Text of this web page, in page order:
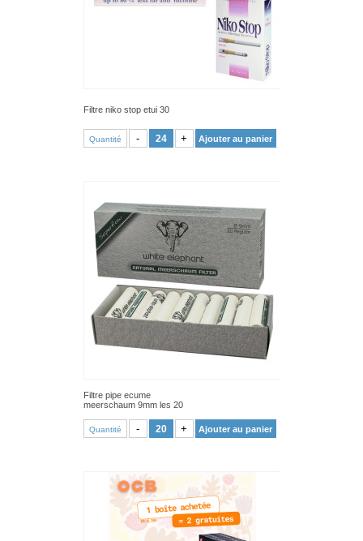
Filtre niko stop etui 30
Quantité - + Ajouter au panier
Filtre pipe ecume
meerschaum 9mm les 20
Quantité - + Ajouter au panier